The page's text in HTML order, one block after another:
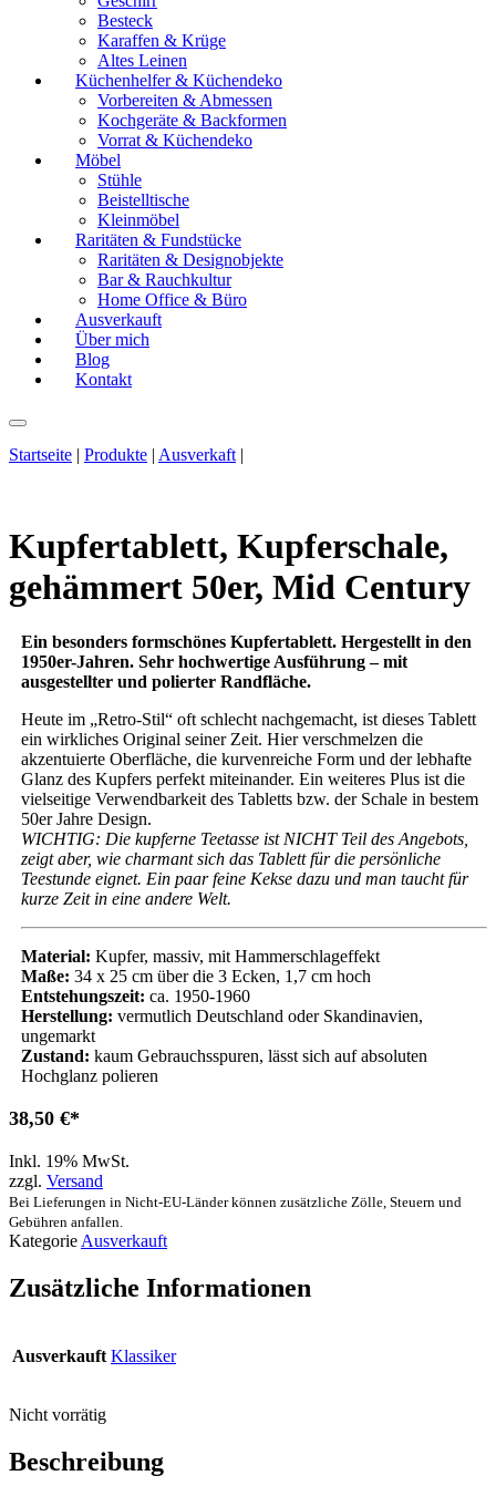
Besteck
Karaffen & Krüge
Altes Leinen
Küchenhelfer & Küchendeko
Vorbereiten & Abmessen
Kochgeräte & Backformen
Vorrat & Küchendeko
Möbel
Stühle
Beistelltische
Kleinmöbel
Raritäten & Fundstücke
Raritäten & Designobjekte
Bar & Rauchkultur
Home Office & Büro
Ausverkauft
Über mich
Blog
Kontakt
Startseite | Produkte | Ausverkaft |
Kupfertablett, Kupferschale,
gehämmert 50er, Mid Century
Ein besonders formschönes Kupfertablett. Hergestellt in den
1950er-Jahren. Sehr hochwertige Ausführung – mit
ausgestellter und polierter Randfläche.
Heute im „Retro-Stil“ oft schlecht nachgemacht, ist dieses Tablett
ein wirkliches Original seiner Zeit. Hier verschmelzen die
akzentuierte Oberfläche, die kurvenreiche Form und der lebhafte
Glanz des Kupfers perfekt miteinander. Ein weiteres Plus ist die
vielseitige Verwendbarkeit des Tabletts bzw. der Schale in bestem
50er Jahre Design.
WICHTIG: Die kupferne Teetasse ist NICHT Teil des Angebots,
zeigt aber, wie charmant sich das Tablett für die persönliche
Teestunde eignet. Ein paar feine Kekse dazu und man taucht für
kurze Zeit in eine andere Welt.
Material: Kupfer, massiv, mit Hammerschlageffekt
Maße: 34 x 25 cm über die 3 Ecken, 1,7 cm hoch
Entstehungszeit: ca. 1950-1960
Herstellung: vermutlich Deutschland oder Skandinavien,
ungemarkt
Zustand: kaum Gebrauchsspuren, lässt sich auf absoluten
Hochglanz polieren
38,50 €
Inkl. 19% MwSt.
zzgl. Versand
Bei Lieferungen in Nicht-EU-Länder können zusätzliche Zölle, Steuern und
Gebühren anfallen.
Kategorie Ausverkauft
Zusätzliche Informationen
Ausverkauft Klassiker
Nicht vorrätig
Beschreibung